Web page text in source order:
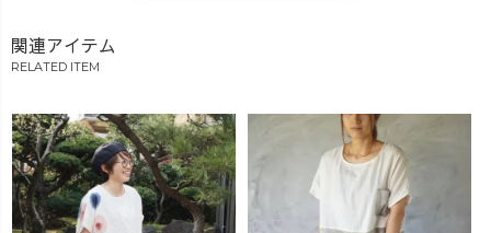
関連アイテム
RELATED ITEM